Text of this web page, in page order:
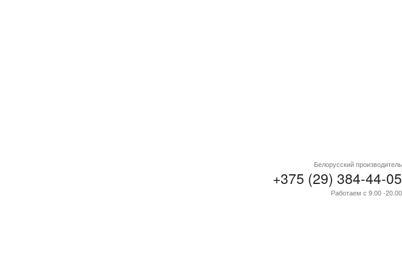
Белорусский производитель
+375 (29) 384-44-05
Работаем с 9.00 -20.00